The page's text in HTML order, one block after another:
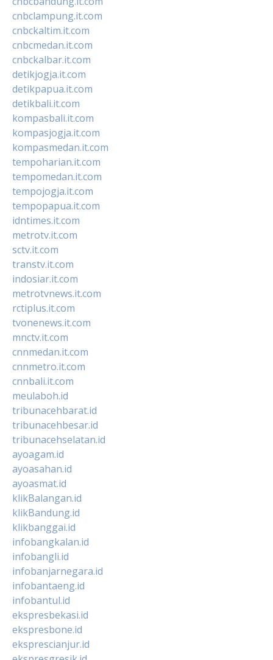
cnbclampung.it.com
cnbckaltim.it.com
cnbcmedan.it.com
cnbckalbar.it.com
detikjogja.it.com
detikpapua.it.com
detikbali.it.com
kompasbali.it.com
kompasjogja.it.com
kompasmedan.it.com
tempoharian.it.com
tempomedan.it.com
tempojogja.it.com
tempopapua.it.com
idntimes.it.com
metrotv.it.com
sctv.it.com
transtv.it.com
indosiar.it.com
metrotvnews.it.com
rctiplus.it.com
tvonenews.it.com
mnctv.it.com
cnnmedan.it.com
cnnmetro.it.com
cnnbali.it.com
meulaboh.id
tribunacehbarat.id
tribunacehbesar.id
tribunacehselatan.id
ayoagam.id
ayoasahan.id
ayoasmat.id
klikBalangan.id
klikBandung.id
klikbanggai.id
infobangkalan.id
infobangli.id
infobanjarnegara.id
infobantaeng.id
infobantul.id
ekspresbekasi.id
ekspresbone.id
eksprescianjur.id